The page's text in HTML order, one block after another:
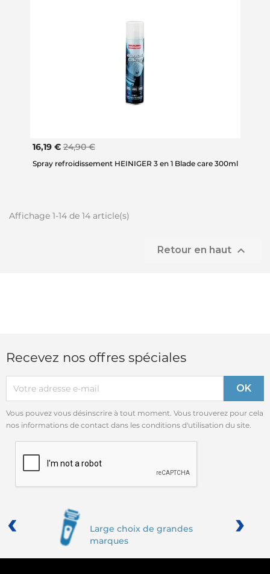
16,19 €24,90 €
Spray refroidissement HEINIGER 3 en 1 Blade care 300ml
Affichage 1-14 de 14 article(s)
Retour en haut 
Recevez nos offres spéciales
Vous pouvez vous désinscrire à tout moment. Vous trouverez pour cela
nos informations de contact dans les conditions d'utilisation du site.
Large choix de grandes
marques
‹ ›